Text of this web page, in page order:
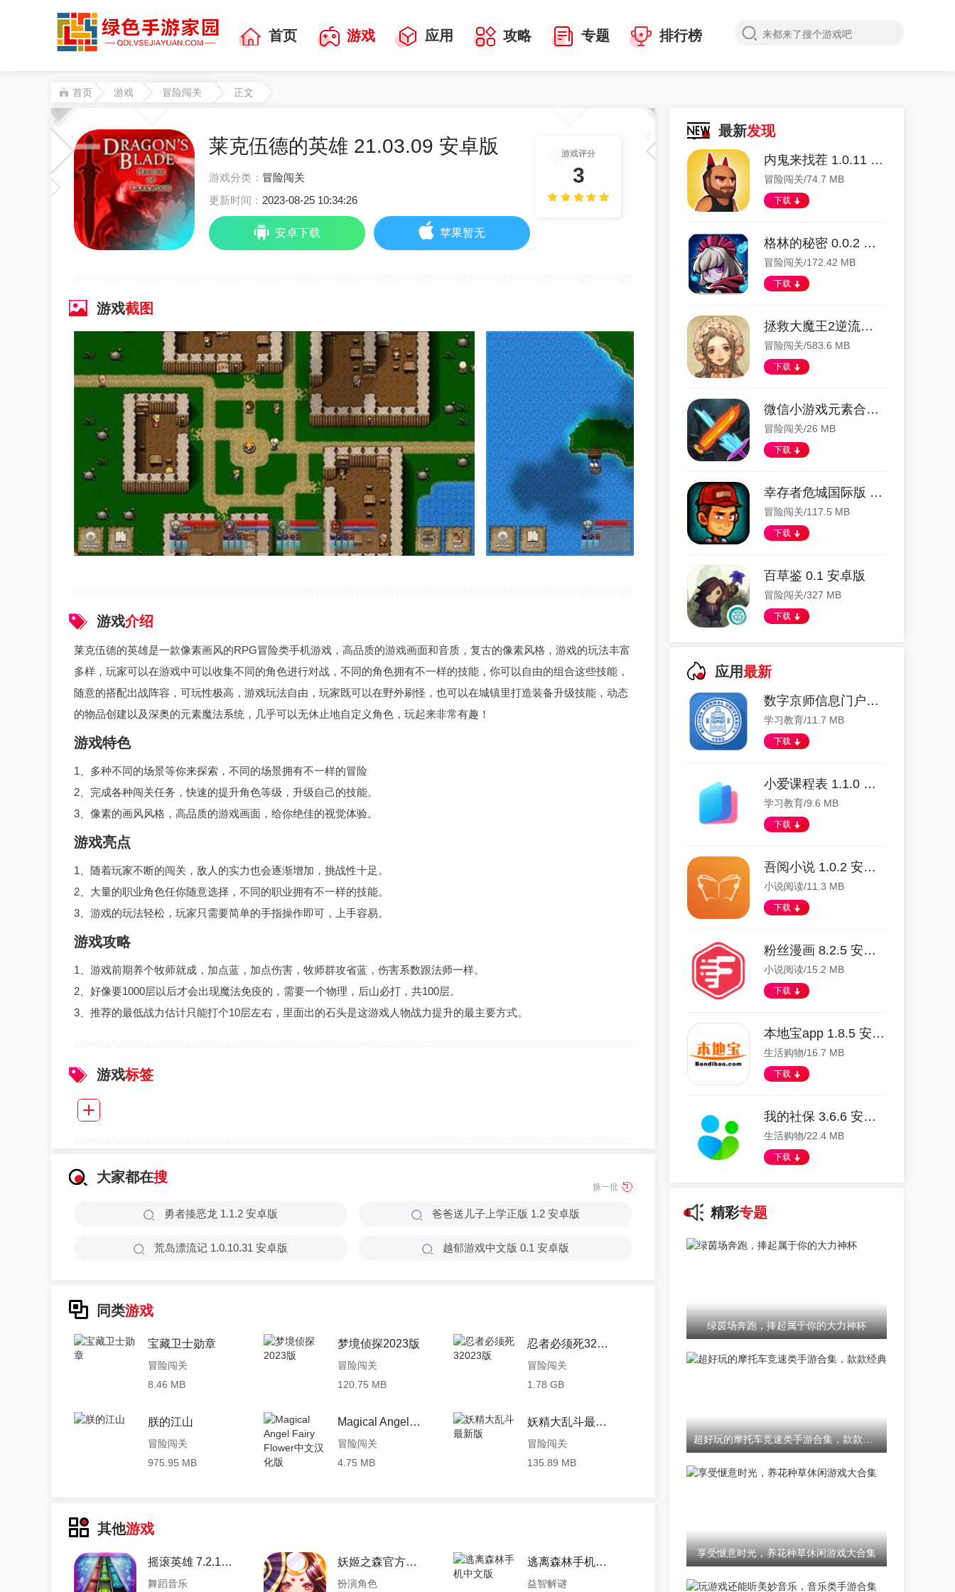
首页 游戏 应用 攻略 专题 排行榜
首页 游戏 冒险闯关 正文
莱克伍德的英雄 21.03.09 安卓版
游戏分类： 冒险闯关
更新时间： 2023-08-25 10:34:26
安卓下载 苹果暂无
游戏评分
3
游戏截图
游戏介绍
莱克伍德的英雄是一款像素画风的RPG冒险类手机游戏，高品质的游戏画面和音质，复古的像素风格，游戏的玩法丰富
多样，玩家可以在游戏中可以收集不同的角色进行对战，不同的角色拥有不一样的技能，你可以自由的组合这些技能，
随意的搭配出战阵容，可玩性极高，游戏玩法自由，玩家既可以在野外刷怪，也可以在城镇里打造装备升级技能，动态
的物品创建以及深奥的元素魔法系统，几乎可以无休止地自定义角色，玩起来非常有趣！
游戏特色
1、多种不同的场景等你来探索，不同的场景拥有不一样的冒险
2、完成各种闯关任务，快速的提升角色等级，升级自己的技能。
3、像素的画风风格，高品质的游戏画面，给你绝佳的视觉体验。
游戏亮点
1、随着玩家不断的闯关，敌人的实力也会逐渐增加，挑战性十足。
2、大量的职业角色任你随意选择，不同的职业拥有不一样的技能。
3、游戏的玩法轻松，玩家只需要简单的手指操作即可，上手容易。
游戏攻略
1、游戏前期养个牧师就成，加点蓝，加点伤害，牧师群攻省蓝，伤害系数跟法师一样。
2、好像要1000层以后才会出现魔法免疫的，需要一个物理，后山必打，共100层。
3、推荐的最低战力估计只能打个10层左右，里面出的石头是这游戏人物战力提升的最主要方式。
游戏标签
大家都在搜
换一批
勇者揍恶龙 1.1.2 安卓版 爸爸送儿子上学正版 1.2 安卓版
荒岛漂流记 1.0.10.31 安卓版 越郁游戏中文版 0.1 安卓版
同类游戏
宝藏卫士勋章
冒险闯关
8.46 MB
梦境侦探2023版
冒险闯关
120.75 MB
忍者必须死32023版
冒险闯关
1.78 GB
朕的江山
冒险闯关
975.95 MB
Magical Angel Fairy Flower中文汉化版
冒险闯关
4.75 MB
妖精大乱斗最新版
冒险闯关
135.89 MB
其他游戏
摇滚英雄 7.2.11 安卓版
舞蹈音乐
妖姬之森官方版本 0.10.9 安卓版
扮演角色
逃离森林手机中文版
益智解谜
最新发现
内鬼来找茬 1.0.11 安卓版
冒险闯关/74.7 MB
下载
格林的秘密 0.0.2 安卓版
冒险闯关/172.42 MB
下载
拯救大魔王2逆流修改 1.2.6 安卓版
冒险闯关/583.6 MB
下载
微信小游戏元素合成正版 1.0.0 安卓版
冒险闯关/26 MB
下载
幸存者危城国际版 2.04 安卓版
冒险闯关/117.5 MB
下载
百草鉴 0.1 安卓版
冒险闯关/327 MB
下载
应用最新
数字京师信息门户app 1.1.3 安卓版
学习教育/11.7 MB
下载
小爱课程表 1.1.0 安卓版
学习教育/9.6 MB
下载
吾阅小说 1.0.2 安卓版
小说阅读/11.3 MB
下载
粉丝漫画 8.2.5 安卓版
小说阅读/15.2 MB
下载
本地宝app 1.8.5 安卓版
生活购物/16.7 MB
下载
我的社保 3.6.6 安卓版
生活购物/22.4 MB
下载
精彩专题
绿茵场奔跑，捧起属于你的大力神杯
超好玩的摩托车竞速类手游合集，款款经典
享受惬意时光，养花种草休闲游戏大合集